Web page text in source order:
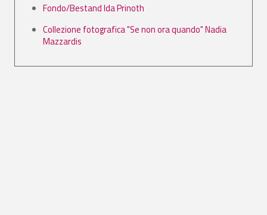
Fondo/Bestand Ida Prinoth
Collezione fotografica "Se non ora quando" Nadia
Mazzardis